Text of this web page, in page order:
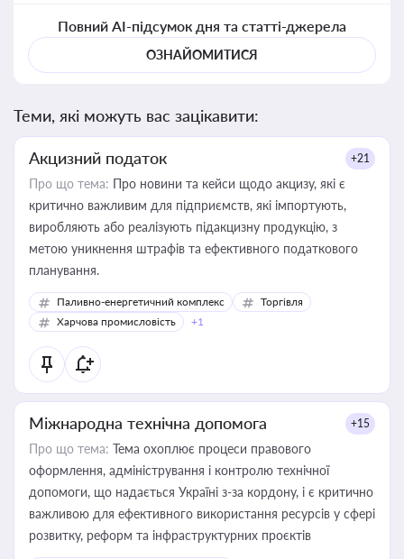
Повний AI-підсумок дня та статті-джерела
ОЗНАЙОМИТИСЯ
Теми, які можуть вас зацікавити:
Акцизний податок +21
Про що тема: Про новини та кейси щодо акцизу, які є
критично важливим для підприємств, які імпортують,
виробляють або реалізують підакцизну продукцію, з
метою уникнення штрафів та ефективного податкового
планування.
Паливно-енергетичний комплекс
Торгівля
Харчова промисловість
+1
Міжнародна технічна допомога +15
Про що тема: Тема охоплює процеси правового
оформлення, адміністрування і контролю технічної
допомоги, що надається Україні з-за кордону, і є критично
важливою для ефективного використання ресурсів у сфері
розвитку, реформ та інфраструктурних проєктів